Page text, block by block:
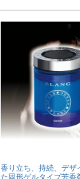
香り立ち、持続、デザ
た固形ゲルタイプ芳香